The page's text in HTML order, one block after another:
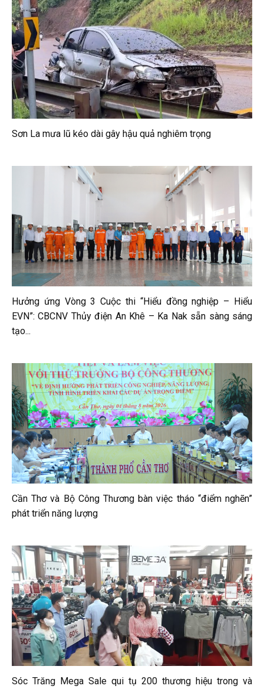
Sơn La mưa lũ kéo dài gây hậu quả nghiêm trọng
Hưởng ứng Vòng 3 Cuộc thi “Hiểu đồng nghiệp – Hiểu
EVN”: CBCNV Thủy điện An Khê – Ka Nak sẵn sàng sáng
tạo...
Cần Thơ và Bộ Công Thương bàn việc tháo “điểm nghẽn”
phát triển năng lượng
Sóc Trăng Mega Sale qui tụ 200 thương hiệu trong và